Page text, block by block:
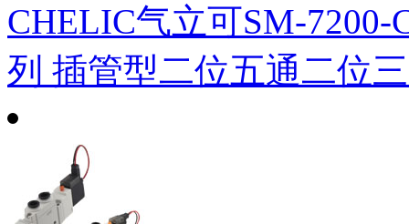
CHELIC气立可SM-7200-
列 插管型二位五通二位